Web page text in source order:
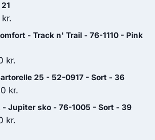
kr.
- Track n' Trail - 76-1110 - Pink
kr.
25 - 52-0917 - Sort - 36
kr.
- Jupiter sko - 76-1005 - Sort - 39
kr.